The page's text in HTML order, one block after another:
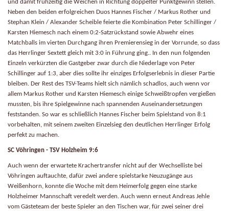
und damit frühzeitig die Weichen in Richtung doppelter Punktgewinn stellen.
Neben den beiden erfolgreichen Duos Hannes Fischer / Markus Rother und
Stephan Klein / Alexander Scheible feierte die Kombination Peter Schillinger /
Karsten Hiemesch nach einem 0:2-Satzrückstand sowie Abwehr eines
Matchballs im vierten Durchgang ihren Premierensieg in der Vorrunde, so dass
das Herrlinger Sextett gleich mit 3:0 in Führung ging.. In den nun folgenden
Einzeln verkürzten die Gastgeber zwar durch die Niederlage von Peter
Schillinger auf 1:3, aber dies sollte ihr einziges Erfolgserlebnis in dieser Partie
bleiben. Der Rest des TSV-Teams hielt sich nämlich schadlos, auch wenn vor
allem Markus Rother und Karsten Hiemesch einige Schweißtropfen vergießen
mussten, bis ihre Spielgewinne nach spannenden Auseinandersetzungen
feststanden. So war es schließlich Hannes Fischer beim Spielstand von 8:1
vorbehalten, mit seinem zweiten Einzelsieg den deutlichen Herrlinger Erfolg
perfekt zu machen.
SC Vöhringen - TSV Holzheim 9:6
Auch wenn der erwartete Krachertransfer nicht auf der Wechselliste bei
Vöhringen auftauchte, dafür zwei andere spielstarke Neuzugänge aus
Weißenhorn, konnte die Woche mit dem Heimerfolg gegen eine starke
Holzheimer Mannschaft veredelt werden. Auch wenn erneut Andreas Jehle
vom Gästeteam der beste Spieler an den Tischen war, für zwei seiner drei